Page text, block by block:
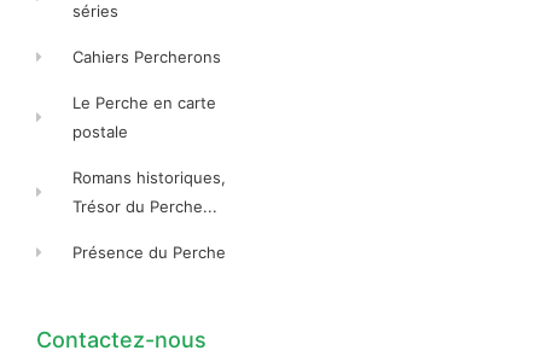
séries
Cahiers Percherons
Le Perche en carte
postale
Romans historiques,
Trésor du Perche...
Présence du Perche
Contactez-nous